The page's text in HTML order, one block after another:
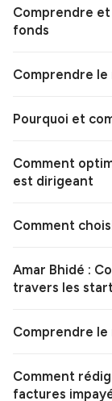
Comprendre et
fonds
Comprendre le
Pourquoi et
Comment
est dirigeant
Comment
Amar Bhidé :
travers les
Comprendre le
Comment
factures